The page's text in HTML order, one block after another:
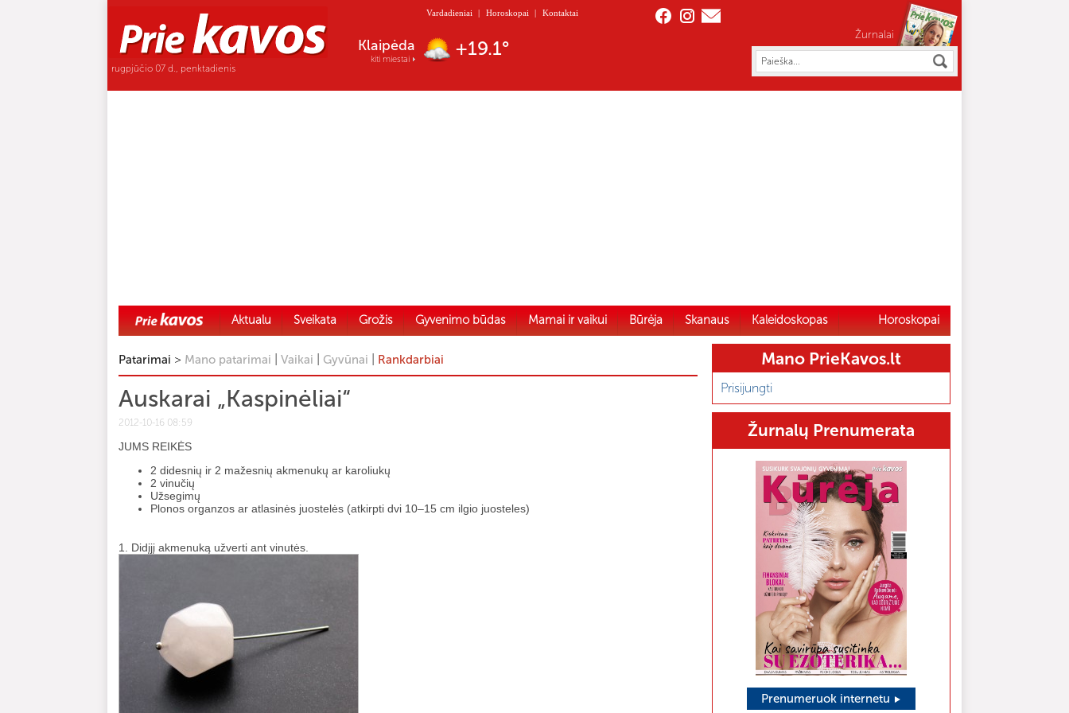
rugpjūčio 07 d., penktadienis
Vardadieniai | Horoskopai | Kontaktai
Nida
kiti miestai +19.5°
Žurnalai
Aktualu Sveikata Grožis Gyvenimo būdas Mamai ir vaikui Būrėja Skanaus Kaleidoskopas Horoskopai
Patarimai > Mano patarimai Vaikai Gyvūnai Rankdarbiai
Auskarai „Kaspinėliai“
2012-10-16 08:59
JUMS REIKĖS
2 didesnių ir 2 mažesnių akmenukų ar karoliukų
2 vinučių
Užsegimų
Plonos organzos ar atlasinės juostelės (atkirpti dvi 10–15 cm ilgio juosteles)
1. Didįjį akmenuką užverti ant vinutės.
Mano PrieKavos.lt
Prisijungti
Žurnalų Prenumerata
Prenumeruok internetu